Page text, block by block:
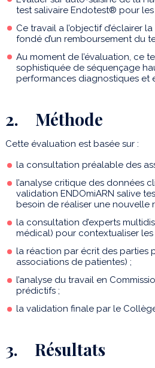
test salivaire Endotest® pour
Ce travail a l’objectif d’éclairer
fondé d’un remboursement du
Au moment de l’évaluation, ce
sophistiquée de séquençage
performances diagnostiques et
2. Méthode
Cette évaluation est basée sur :
la consultation préalable des
l’analyse critique des données
validation ENDOmiARN salive
besoin de réaliser une nouvelle
la consultation d’experts
médical) pour contextualiser les
la réaction par écrit des parties
associations de patientes) ;
l’analyse du travail en
prédictifs ;
la validation finale par le
3. Résultats